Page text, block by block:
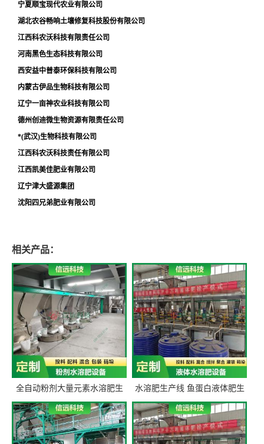
宁夏顺宝现代农业有限公司
湖北农谷畅响土壤修复科技股份有限公司
江西科农沃科技有限责任公司
河南黑色生态科技有限公司
西安益中普泰环保科技有限公司
内蒙古伊品生物科技有限公司
辽宁一亩神农业科技有限公司
德州创迪微生物资源有限责任公司
*(武汉)生物科技有限公司
江西科农沃科技责任有限公司
江西凯美佳肥业有限公司
辽宁津大盛源集团
沈阳四兄弟肥业有限公司
相关产品：
全自动粉剂大量元素水溶肥生
产设备 信远科技肥料生产设备
源头厂家
水溶肥生产线 鱼蛋白液体肥生
产设备 氨基酸液态肥全套设备